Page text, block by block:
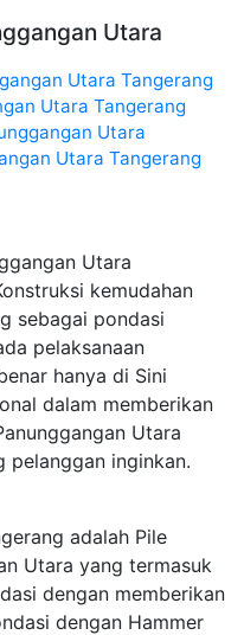
Utara
Utara Tangerang
Utara Tangerang
Utara
Utara Tangerang
Utara
kemudahan
sebagai pondasi
pelaksanaan
hanya di Sini
dalam memberikan
Utara
pelanggan inginkan.
adalah Pile
Utara yang termasuk
dengan memberikan
dengan Hammer